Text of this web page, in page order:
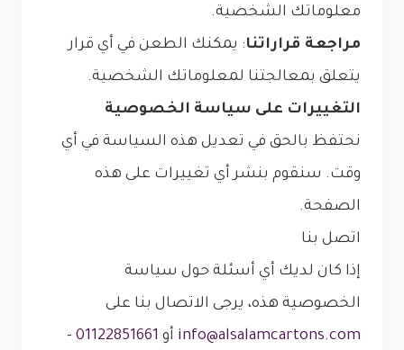
معلوماتك الشخصية.
مراجعة قراراتنا: يمكنك الطعن في أي قرار
يتعلق بمعالجتنا لمعلوماتك الشخصية.
التغييرات على سياسة الخصوصية
نحتفظ بالحق في تعديل هذه السياسة في أي
وقت. سنقوم بنشر أي تغييرات على هذه
الصفحة.
اتصل بنا
إذا كان لديك أي أسئلة حول سياسة
الخصوصية هذه، يرجى الاتصال بنا على
info@alsalamcartons.com أو 01122851661
–